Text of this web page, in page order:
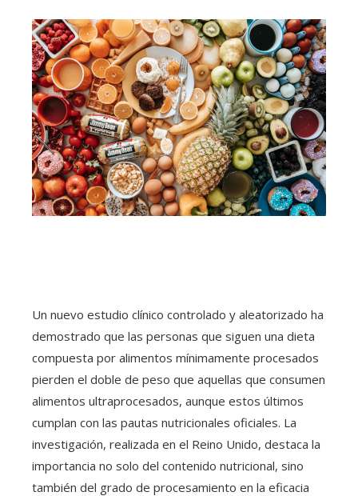
Un nuevo estudio clínico controlado y aleatorizado ha
demostrado que las personas que siguen una dieta
compuesta por alimentos mínimamente procesados
pierden el doble de peso que aquellas que consumen
alimentos ultraprocesados, aunque estos últimos
cumplan con las pautas nutricionales oficiales. La
investigación, realizada en el Reino Unido, destaca la
importancia no solo del contenido nutricional, sino
también del grado de procesamiento en la eficacia